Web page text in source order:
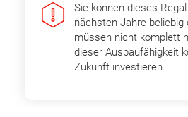
Sie können dieses
nächsten Jahre beliebig
müssen nicht komplett
dieser Ausbaufähigkeit
Zukunft investieren.